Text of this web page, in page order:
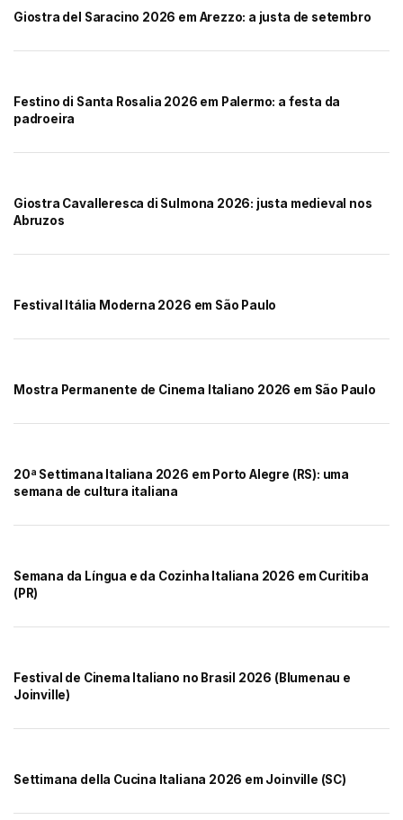
Giostra del Saracino 2026 em Arezzo: a justa de setembro
Festino di Santa Rosalia 2026 em Palermo: a festa da
padroeira
Giostra Cavalleresca di Sulmona 2026: justa medieval nos
Abruzos
Festival Itália Moderna 2026 em São Paulo
Mostra Permanente de Cinema Italiano 2026 em São Paulo
20ª Settimana Italiana 2026 em Porto Alegre (RS): uma
semana de cultura italiana
Semana da Língua e da Cozinha Italiana 2026 em Curitiba
(PR)
Festival de Cinema Italiano no Brasil 2026 (Blumenau e
Joinville)
Settimana della Cucina Italiana 2026 em Joinville (SC)